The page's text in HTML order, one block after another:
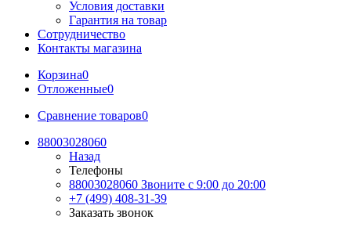
Условия доставки
Гарантия на товар
Сотрудничество
Контакты магазина
Корзина0
Отложенные0
Сравнение товаров0
88003028060
Назад
Телефоны
88003028060 Звоните с 9:00 до 20:00
+7 (499) 408-31-39
Заказать звонок